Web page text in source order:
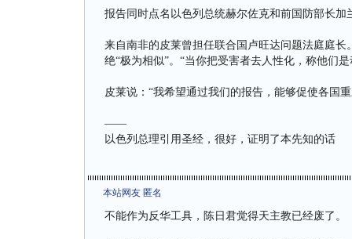
报告同时点名以色列总统赫尔佐克和前国防部长加
来自南非的皮莱曾担任联合国卢旺达问题法庭庭
绝“极为相似”。“当你把受害者去人性化，称他们
皮莱说：“我希望通过我们的报告，能够促使各国
——
以色列总理引用圣经，很好，证明了本先知的话
本站网友 匿名
不能作为反华工具，陈日君觉得天主教已经废了。